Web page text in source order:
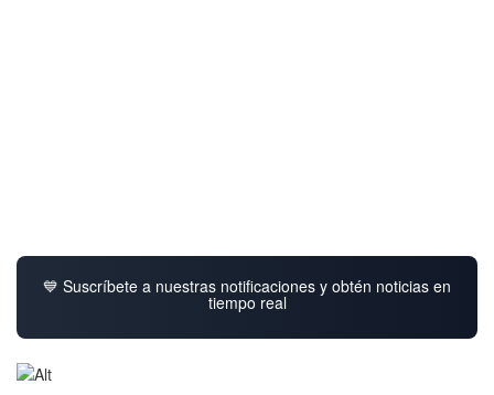
💙 Suscríbete a nuestras notificaciones y obtén noticias en
tiempo real